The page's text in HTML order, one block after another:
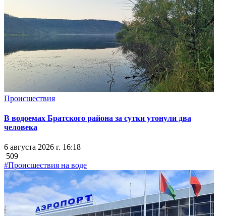
Происшествия
В водоемах Братского района за сутки утонули два
человека
6 августа 2026 г. 16:18
509
#Происшествия на воде